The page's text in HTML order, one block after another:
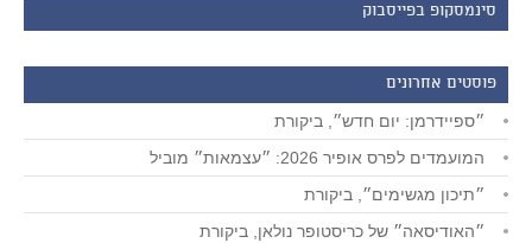
סינמסקופ בפייסבוק
פוסטים אחרונים
״ספיידרמן: יום חדש״, ביקורת
המועמדים לפרס אופיר 2026: ״עצמאות״ מוביל
״תיכון מגשימים״, ביקורת
״האודיסאה״ של כריסטופר נולאן, ביקורת